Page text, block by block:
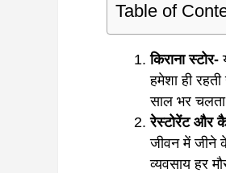
Table of
किराना स्टोर-
हमेशा ही
साल भर चलता
रेस्टोरेंट और
जीवन में जीने
व्यवसाय हर